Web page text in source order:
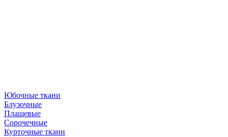
Юбочные ткани
Блузочные
Плащевые
Сорочечные
Курточные ткани